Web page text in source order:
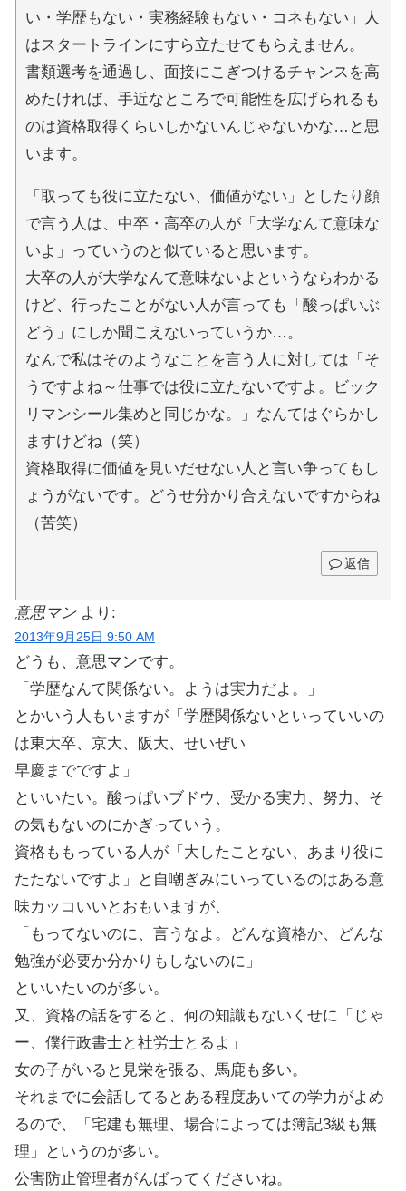
い・学歴もない・実務経験もない・コネもない」人
はスタートラインにすら立たせてもらえません。
書類選考を通過し、面接にこぎつけるチャンスを高
めたければ、手近なところで可能性を広げられるも
のは資格取得くらいしかないんじゃないかな…と思
います。
「取っても役に立たない、価値がない」としたり顔
で言う人は、中卒・高卒の人が「大学なんて意味な
いよ」っていうのと似ていると思います。
大卒の人が大学なんて意味ないよというならわかる
けど、行ったことがない人が言っても「酸っぱいぶ
どう」にしか聞こえないっていうか…。
なんで私はそのようなことを言う人に対しては「そ
うですよね～仕事では役に立たないですよ。ビック
リマンシール集めと同じかな。」なんてはぐらかし
ますけどね（笑）
資格取得に価値を見いだせない人と言い争ってもし
ょうがないです。どうせ分かり合えないですからね
（苦笑）
返信
意思マン より:
2013年9月25日 9:50 AM
どうも、意思マンです。
「学歴なんて関係ない。ようは実力だよ。」
とかいう人もいますが「学歴関係ないといっていいの
は東大卒、京大、阪大、せいぜい
早慶までですよ」
といいたい。酸っぱいブドウ、受かる実力、努力、そ
の気もないのにかぎっていう。
資格ももっている人が「大したことない、あまり役に
たたないですよ」と自嘲ぎみにいっているのはある意
味カッコいいとおもいますが、
「もってないのに、言うなよ。どんな資格か、どんな
勉強が必要か分かりもしないのに」
といいたいのが多い。
又、資格の話をすると、何の知識もないくせに「じゃ
ー、僕行政書士と社労士とるよ」
女の子がいると見栄を張る、馬鹿も多い。
それまでに会話してるとある程度あいての学力がよめ
るので、「宅建も無理、場合によっては簿記3級も無
理」というのが多い。
公害防止管理者がんばってくださいね。